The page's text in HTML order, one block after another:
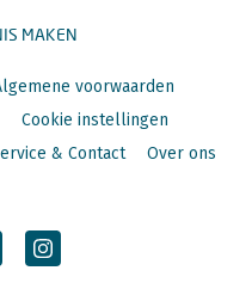
MAKEN
voorwaarden
Cookie instellingen
& Contact Over ons